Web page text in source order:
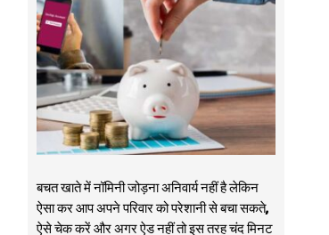
बचत खाते में नॉमिनी जोड़ना अनिवार्य नहीं है लेकिन
ऐसा कर आप अपने परिवार को परेशानी से बचा सकते,
ऐसे चेक करें और अगर ऐड नहीं तो इस तरह चंद मिनट